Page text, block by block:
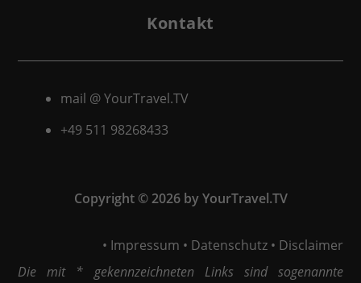
Kontakt
mail @ YourTravel.TV
+49 511 98268433
Copyright © 2026 by YourTravel.TV
• Impressum • Datenschutz• Disclaimer
Die mit * gekennzeichneten Links sind sogenannte